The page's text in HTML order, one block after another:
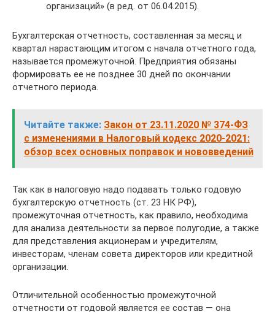
организаций» (в ред. от 06.04.2015).
Бухгалтерская отчетность, составленная за месяц и
квартал нарастающим итогом с начала отчетного года,
называется промежуточной. Предприятия обязаны
формировать ее не позднее 30 дней по окончании
отчетного периода.
Читайте также: Закон от 23.11.2020 № 374-ФЗ
с изменениями в Налоговый кодекс 2020-2021:
обзор всех основных поправок и нововведений
Так как в налоговую надо подавать только годовую
бухгалтерскую отчетность (ст. 23 НК РФ),
промежуточная отчетность, как правило, необходима
для анализа деятельности за первое полугодие, а также
для представления акционерам и учредителям,
инвесторам, членам совета директоров или кредитной
организации.
Отличительной особенностью промежуточной
отчетности от годовой является ее состав — она